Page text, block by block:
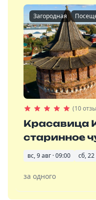
Загородная
(10
Красавица
старинное
вс, 9 авг · 09:00 сб, 22
за одного